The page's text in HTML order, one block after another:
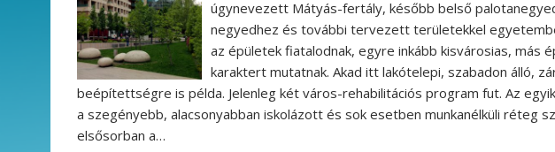
úgynevezett Mátyás-fertály, később belső
negyedhez és további tervezett területekkel
az épületek fiatalodnak, egyre inkább kisvárosias, más
karaktert mutatnak. Akad itt lakótelepi, szabadon álló,
beépítettségre is példa. Jelenleg két város-rehabilitációs program fut. Az
a szegényebb, alacsonyabban iskolázott és sok esetben munkanélküli réteg
elsősorban a…